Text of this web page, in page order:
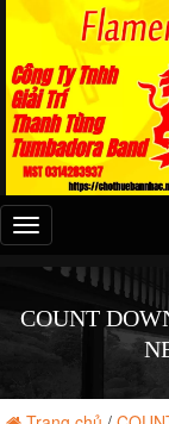
Đây
là
menu
COUNT